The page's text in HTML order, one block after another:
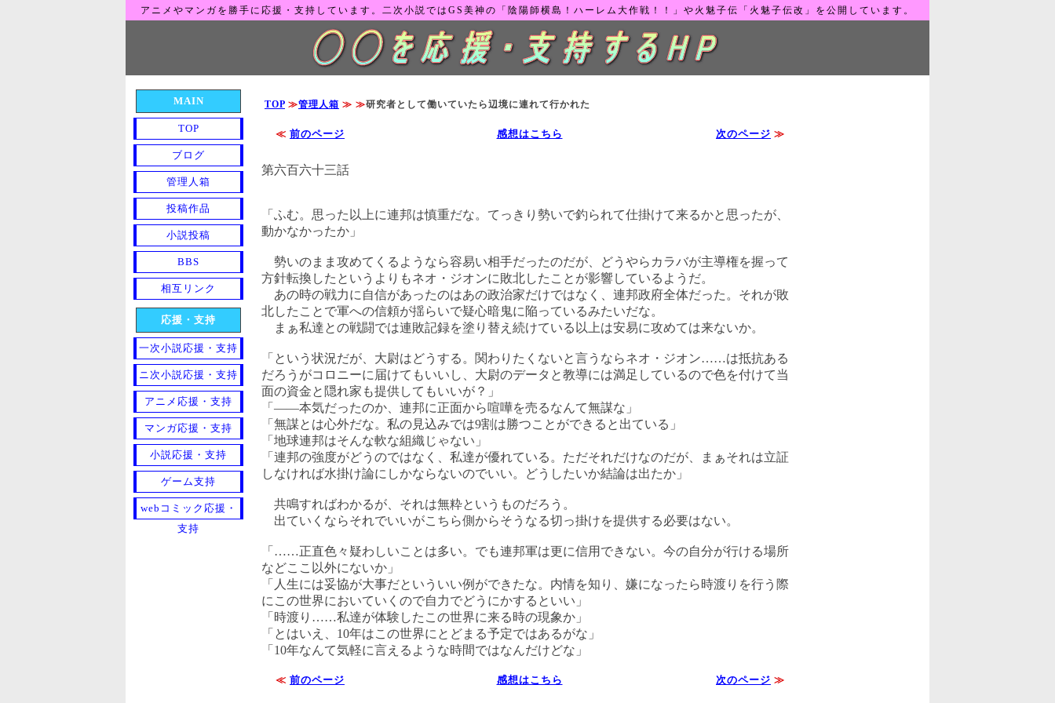
アニメやマンガを勝手に応援・支持しています。二次小説ではGS美神の「陰陽師横島！ハーレム大作戦！！」や火魅子伝「火魅子伝改」を公開しています。
TOP ≫管理人箱 ≫ ≫研究者として働いていたら辺境に連れて行かれた
≪ 前のページ 感想はこちら 次のページ ≫
第六百六十三話
「ふむ。思った以上に連邦は慎重だな。てっきり勢いで釣られて仕掛けて来るかと思ったが、
動かなかったか」
勢いのまま攻めてくるようなら容易い相手だったのだが、どうやらカラバが主導権を握って
方針転換したというよりもネオ・ジオンに敗北したことが影響しているようだ。
あの時の戦力に自信があったのはあの政治家だけではなく、連邦政府全体だった。それが敗
北したことで軍への信頼が揺らいで疑心暗鬼に陥っているみたいだな。
まぁ私達との戦闘では連敗記録を塗り替え続けている以上は安易に攻めては来ないか。
「という状況だが、大尉はどうする。関わりたくないと言うならネオ・ジオン……は抵抗ある
だろうがコロニーに届けてもいいし、大尉のデータと教導には満足しているので色を付けて当
面の資金と隠れ家も提供してもいいが？」
「――本気だったのか、連邦に正面から喧嘩を売るなんて無謀な」
「無謀とは心外だな。私の見込みでは9割は勝つことができると出ている」
「地球連邦はそんな軟な組織じゃない」
「連邦の強度がどうのではなく、私達が優れている。ただそれだけなのだが、まぁそれは立証
しなければ水掛け論にしかならないのでいい。どうしたいか結論は出たか」
共鳴すればわかるが、それは無粋というものだろう。
出ていくならそれでいいがこちら側からそうなる切っ掛けを提供する必要はない。
「……正直色々疑わしいことは多い。でも連邦軍は更に信用できない。今の自分が行ける場所
などここ以外にないか」
「人生には妥協が大事だといういい例ができたな。内情を知り、嫌になったら時渡りを行う際
にこの世界においていくので自力でどうにかするといい」
「時渡り……私達が体験したこの世界に来る時の現象か」
「とはいえ、10年はこの世界にとどまる予定ではあるがな」
「10年なんて気軽に言えるような時間ではなんだけどな」
≪ 前のページ 感想はこちら 次のページ ≫
MAIN
TOP
ブログ
管理人箱
投稿作品
小説投稿
BBS
相互リンク
応援・支持
一次小説応援・支持
ニ次小説応援・支持
アニメ応援・支持
マンガ応援・支持
小説応援・支持
ゲーム支持
webコミック応援・
支持